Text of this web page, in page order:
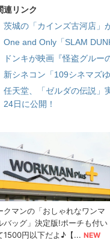
連リンク
茨城の「カインズ古河店」
One and Only「SLAM
ドンキが映画『怪盗グルー
新シネコン「109シネマズ
任天堂、「ゼルダの伝説」
24日に公開！